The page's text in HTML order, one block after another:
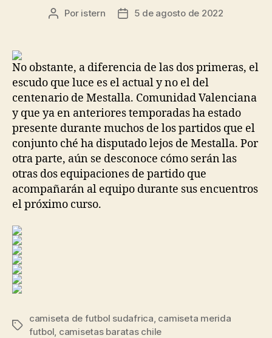
Autor
Por istern
Fecha5 de agosto de 2022
No obstante, a diferencia de las dos primeras, el
escudo que luce es el actual y no el del
centenario de Mestalla. Comunidad Valenciana
y que ya en anteriores temporadas ha estado
presente durante muchos de los partidos que el
conjunto ché ha disputado lejos de Mestalla. Por
otra parte, aún se desconoce cómo serán las
otras dos equipaciones de partido que
acompañarán al equipo durante sus encuentros
el próximo curso.
Etiquetas
camiseta de futbol sudafrica, camiseta merida
futbol, camisetas baratas chile